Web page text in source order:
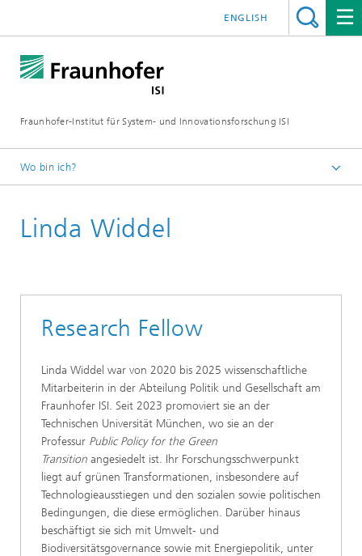
Fraunhofer-Institut für System- und Innovationsforschung ISI
ENGLISH
Wo bin ich?
Abteilungen
Linda Widdel
Research Fellow
Linda Widdel war von 2020 bis 2025 wissenschaftliche
Mitarbeiterin in der Abteilung Politik und Gesellschaft am
Fraunhofer ISI. Seit 2023 promoviert sie an der
Technischen Universität München, wo sie an der
Professur Public Policy for the Green
Transition angesiedelt ist. Ihr Forschungsschwerpunkt
liegt auf grünen Transformationen, insbesondere auf
Technologieausstiegen und den sozialen sowie politischen
Bedingungen, die diese ermöglichen. Darüber hinaus
beschäftigt sie sich mit Umwelt- und
Biodiversitätsgovernance sowie mit Energiepolitik, unter